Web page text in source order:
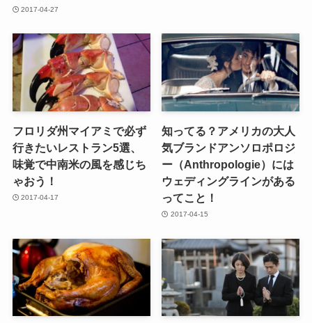
2017-04-27
フロリダ州マイアミで必ず
行きたいレストラン5選、
味覚で中南米の風を感じち
ゃおう！
2017-04-17
知ってる？アメリカの大人
気ブランドアンソロポロジ
ー（Anthropologie）には
ウェディングラインがある
ってこと！
2017-04-15